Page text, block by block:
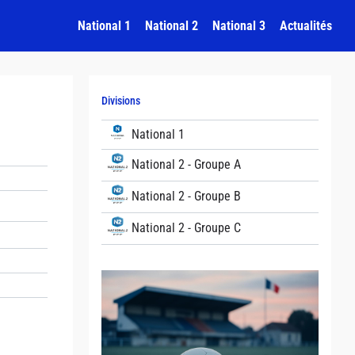
National 1 National 2 National 3 Actualités
Divisions
National 1
National 2 - Groupe A
National 2 - Groupe B
National 2 - Groupe C